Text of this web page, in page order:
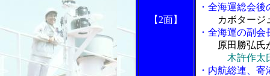
【2面】
・全海運総会
カボタージ
・全海運の副
原田勝弘氏
木許作太
・内航総連、